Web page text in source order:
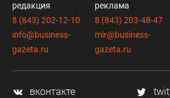
редакция
8 (843) 202-12-10
info@business-
gazeta.ru
реклама
8 (843) 203-48-47
mir@business-
gazeta.ru
вконтакте